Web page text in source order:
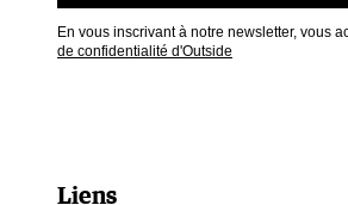
En vous inscrivant à notre newsletter, vous
de confidentialité d'Outside
Liens